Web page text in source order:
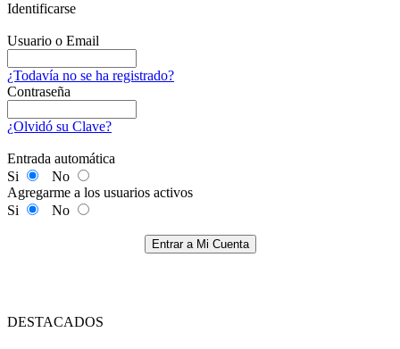
Identificarse
Usuario o Email
¿Todavía no se ha registrado?
Contraseña
¿Olvidó su Clave?
Entrada automática
Si
No
Agregarme a los usuarios activos
Si
No
Entrar a Mi Cuenta
DESTACADOS